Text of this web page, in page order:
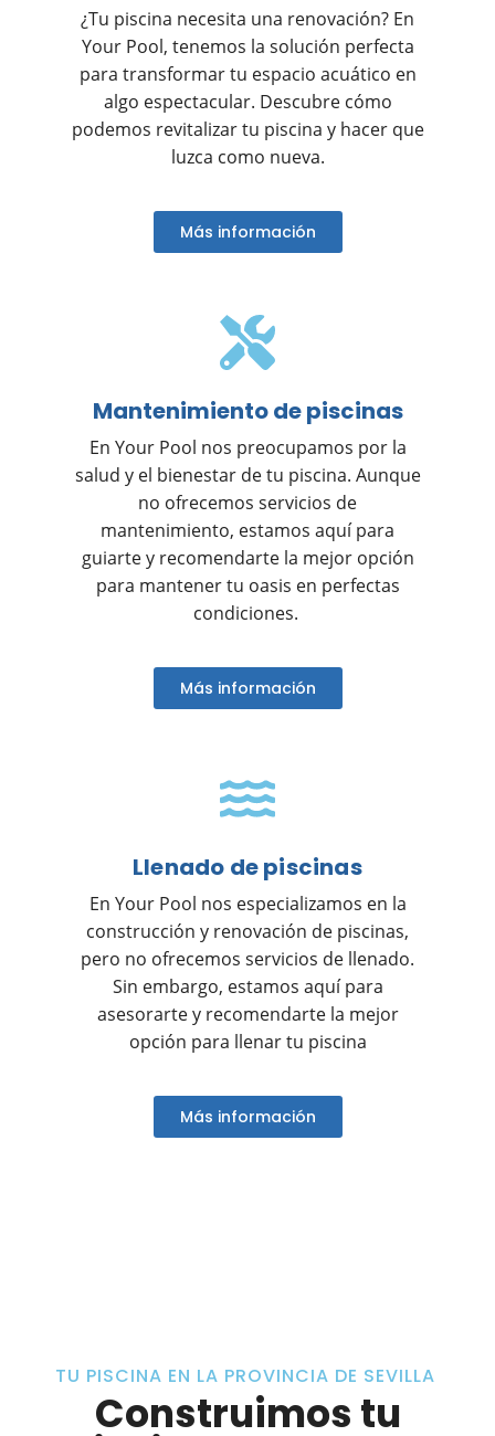
¿Tu piscina necesita una renovación? En
Your Pool, tenemos la solución perfecta
para transformar tu espacio acuático en
algo espectacular. Descubre cómo
podemos revitalizar tu piscina y hacer que
luzca como nueva.
Más información
Mantenimiento de piscinas
En Your Pool nos preocupamos por la
salud y el bienestar de tu piscina. Aunque
no ofrecemos servicios de
mantenimiento, estamos aquí para
guiarte y recomendarte la mejor opción
para mantener tu oasis en perfectas
condiciones.
Más información
Llenado de piscinas
En Your Pool nos especializamos en la
construcción y renovación de piscinas,
pero no ofrecemos servicios de llenado.
Sin embargo, estamos aquí para
asesorarte y recomendarte la mejor
opción para llenar tu piscina
Más información
TU PISCINA EN LA PROVINCIA DE SEVILLA
Construimos tu